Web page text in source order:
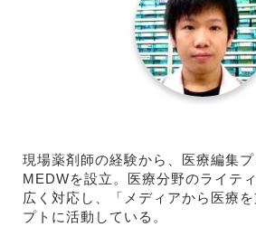
現場薬剤師の経験から、医療編集
MEDWを設立。医療分野のライテ
広く対応し、「メディアから医療
プトに活動している。